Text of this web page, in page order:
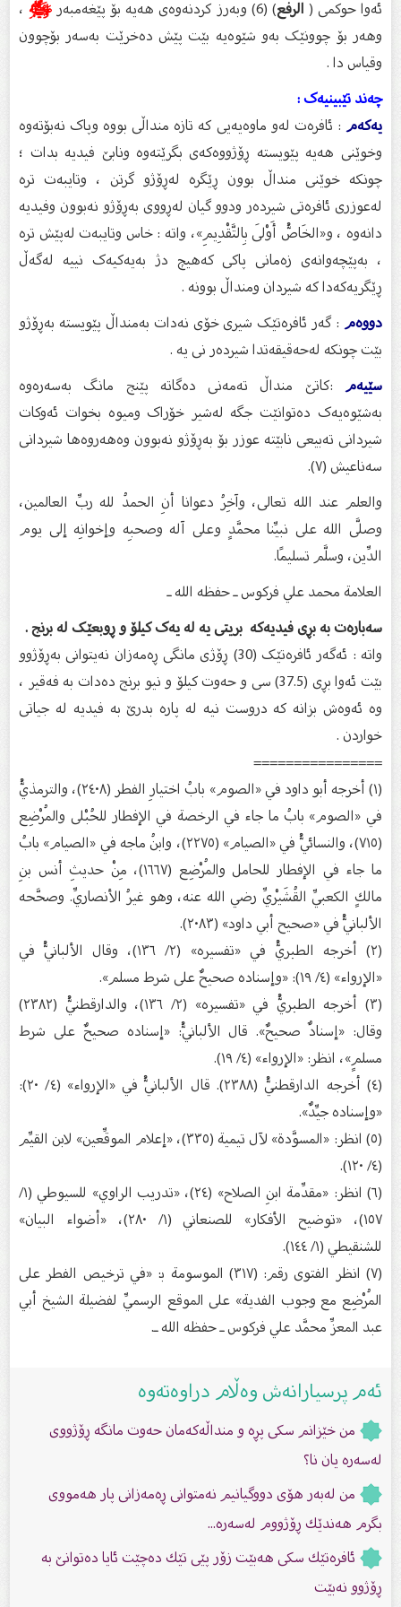
ئەوا حوکمی ( الرفع) (6) وبەرز کردنەوەی هەیە بۆ پێغەمبەر ﷺ،
وهەر بۆ چوونێک بەو شێوەیە بێت پێش دەخرێت بەسەر بۆچوون
وقیاس دا .
چەند تێبینیەک :
یەکەم: ئافرەت لەو ماوەیەیی کە تازە منداڵی بووە وپاک نەبۆتەوە
وخوێنى هەیە پێویستە ڕۆژووەکەی بگرێتەوە ونابێ فیدیە بدات ؛
چونکە خوێنی منداڵ بوون ڕێگرە لەڕۆژو گرتن ، وتایبەت ترە
لەعوزری ئافرەتی شیردەر ودوو گیان لەڕووی بەڕۆژو نەبوون وفیدیە
دانەوە ، و«الخَاصُّ أَوْلَى بِالتَّقْدِيمِ»، واتە : خاس وتایبەت لەپێش ترە
، بەپێچەوانەی زەمانی پاکی کەهیچ دژ بەیەکیەک نییە لەگەڵ
ڕێگریەکەدا کە شیردان ومنداڵ بوونە .
دووەم: گەر ئافرەتێک شیری خۆی نەدات بەمنداڵ پێویستە بەڕۆژو
بێت چونکە لەحەقیقەتدا شیردەر نی یە .
سێیەم:کاتێ منداڵ تەمەنی دەگاتە پێنج مانگ بەسەرەوە
بەشێوەیەک دەتوانێت جگە لەشیر خۆراک ومیوە بخوات ئەوکات
شیردانی تەبیعی نابێتە عوزر بۆ بەڕۆژو نەبوون وەهەروەها شیردانی
سەناعیش (٧).
والعلم عند الله تعالى، وآخِرُ دعوانا أنِ الحمدُ لله ربِّ العالمين،
وصلَّى الله على نبيِّنا محمَّدٍ وعلى آله وصحبِه وإخوانِه إلى يوم
الدِّين، وسلَّم تسليمًا.
العلامة محمد علي فركوس ـ حفظه الله ـ
سەبارەت بە بڕی فیدیەکە بریتی یە لە یەک کیلۆ و ڕوبعێک لە برنج .
واتە : ئەگەر ئافرەتێک (30) ڕۆژى مانگى ڕەمەزان نەیتوانى بەڕۆژوو
بێت ئەوا بڕی (37.5) سی و حەوت کیلۆ و نیو برنج دەدات بە فەقیر ،
وە ئەوەش بزانە کە دروست نیە لە پارە بدرێ بە فیدیە لە جیاتی
خواردن .
================
(١) أخرجه أبو داود في «الصوم» بابُ اختيارِ الفطر (٢٤٠٨)، والترمذيُّ
في «الصوم» بابُ ما جاء في الرخصة في الإفطار للحُبْلى والمُرْضِع
(٧١٥)، والنسائيُّ في «الصيام» (٢٢٧٥)، وابنُ ماجه في «الصيام» بابُ
ما جاء في الإفطار للحامل والمُرْضِع (١٦٦٧)، مِنْ حديثِ أنس بنِ
مالكٍ الكعبيِّ القُشَيْريِّ رضي الله عنه، وهو غيرُ الأنصاريِّ. وصحَّحه
الألبانيُّ في «صحيح أبي داود» (٢٠٨٣).
(٢) أخرجه الطبريُّ في «تفسيره» (٢/ ١٣٦)، وقال الألبانيُّ في
«الإرواء» (٤/ ١٩): «وإسناده صحيحٌ على شرط مسلم».
(٣) أخرجه الطبريُّ في «تفسيره» (٢/ ١٣٦)، والدارقطنيُّ (٢٣٨٢)
وقال: «إسنادٌ صحيحٌ». قال الألبانيُّ: «إسناده صحيحٌ على شرط
مسلمٍ»، انظر: «الإرواء» (٤/ ١٩).
(٤) أخرجه الدارقطنيُّ (٢٣٨٨). قال الألبانيُّ في «الإرواء» (٤/ ٢٠):
«وإسناده جيِّدٌ».
(٥) انظر: «المسوَّدة» لآل تيمية (٣٣٥)، «إعلام الموقِّعين» لابن القيِّم
(٦) انظر: «مقدِّمة ابنِ الصلاح» (٢٤)، «تدريب الراوي» للسيوطي (١/
١٥٧)، «توضيح الأفكار» للصنعاني (١/ ٢٨٠)، «أضواء البيان»
للشنقيطي (١/ ١٤٤).
(٧) انظر الفتوى رقم: (٣١٧) الموسومة ﺑ: «في ترخيص الفطر على
المُرْضِع مع وجوب الفدية» على الموقع الرسميِّ لفضيلة الشيخ أبي
عبد المعزِّ محمَّد علي فركوس ـ حفظه الله ـ.
ئەم پرسیارانەش وەڵام دراوەتەوە
من خێزانم سكى پڕە و منداڵەكەمان حەوت مانگە ڕۆژووى
لەسەرە یان نا؟
من لەبەر هۆى دووگیانیم نەمتوانى ڕەمەزانى پار هەمووى
بگرم هەندێك ڕۆژووم لەسەره...
ئافرەتێك سكى هەبێت زۆر پێى تێك دەچێت ئایا دەتوانێ بە
ڕۆژوو نەبێت